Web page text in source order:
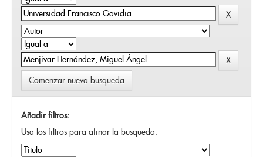
Comenzar nueva busqueda
Añadir filtros:
Usa los filtros para afinar la busqueda.